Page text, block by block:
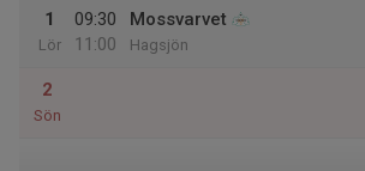
1
Lör
09:30
11:00
Mossvarvet
Hagsjön
2
Sön